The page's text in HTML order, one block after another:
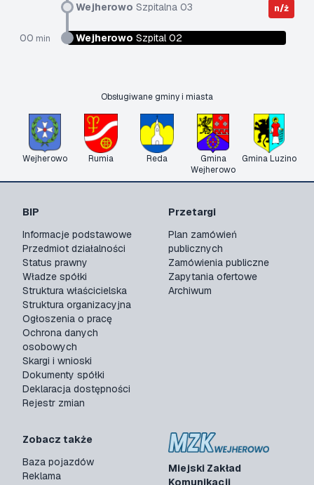
Wejherowo Szpitalna 03 n/ż
00 min Wejherowo Szpital 02
Obsługiwane gminy i miasta
Wejherowo Rumia Reda
Gmina
Wejherowo
Gmina Luzino
Miejski Zakład
Komunikacji
BIP
Informacje podstawowe
Przedmiot działalności
Status prawny
Władze spółki
Struktura właścicielska
Struktura organizacyjna
Ogłoszenia o pracę
Ochrona danych
osobowych
Skargi i wnioski
Dokumenty spółki
Deklaracja dostępności
Rejestr zmian
Przetargi
Plan zamówień
publicznych
Zamówienia publiczne
Zapytania ofertowe
Archiwum
Zobacz także
Baza pojazdów
Reklama